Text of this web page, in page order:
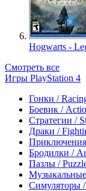
Hogwarts -
Смотреть все
Игры PlayStation 4
Гонки /
Боевик /
Стратегии /
Драки /
Бродилки /
Пазлы /
Симуляторы